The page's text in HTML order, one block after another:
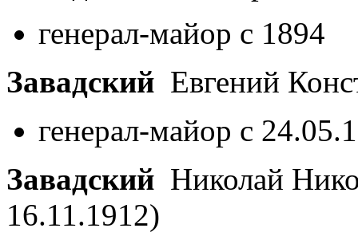
генерал-майор с 1894
Завадский Евгений
генерал-майор с
Завадский Николай
16.11.1912)